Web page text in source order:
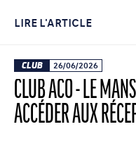
LIRE L'ARTICLE
CLUB 26/06/2026
CLUB ACO - LE
ACCÉDER AUX